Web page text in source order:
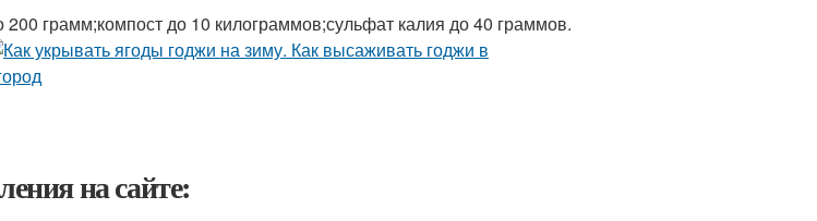
грамм;компост до 10 килограммов;сульфат калия до 40 граммов.
на сайте: